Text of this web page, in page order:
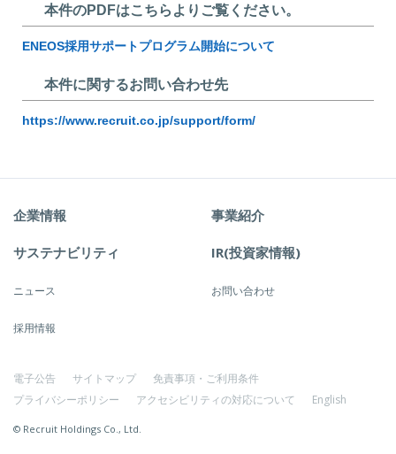
本件のPDFはこちらよりご覧ください。
ENEOS採用サポートプログラム開始について
本件に関するお問い合わせ先
https://www.recruit.co.jp/support/form/
企業情報 事業紹介
サステナビリティ IR(投資家情報)
ニュース お問い合わせ
採用情報
電子公告 サイトマップ
免責事項・ご利用条件
プライバシーポリシー
アクセシビリティの対応について English
© Recruit Holdings Co., Ltd.